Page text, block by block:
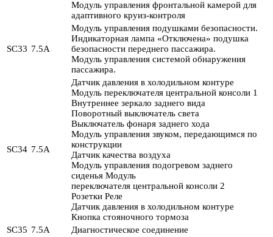
Модуль управления фронтальной камерой для
адаптивного круиз-контроля
SC33 7.5А
Модуль управления подушками безопасности.
Индикаторная лампа «Отключена» подушка
безопасности переднего пассажира.
Модуль управления системой обнаружения
пассажира.
SC34 7.5А
Датчик давления в холодильном контуре
Модуль переключателя центральной консоли 1
Внутреннее зеркало заднего вида
Поворотный выключатель света
Выключатель фонаря заднего хода
Модуль управления звуком, передающимся по
конструкции
Датчик качества воздуха
Модуль управления подогревом заднего
сиденья Модуль
переключателя центральной консоли 2
Розетки Реле
Датчик давления в холодильном контуре
Кнопка стояночного тормоза
SC35 7.5А
Диагностическое соединение